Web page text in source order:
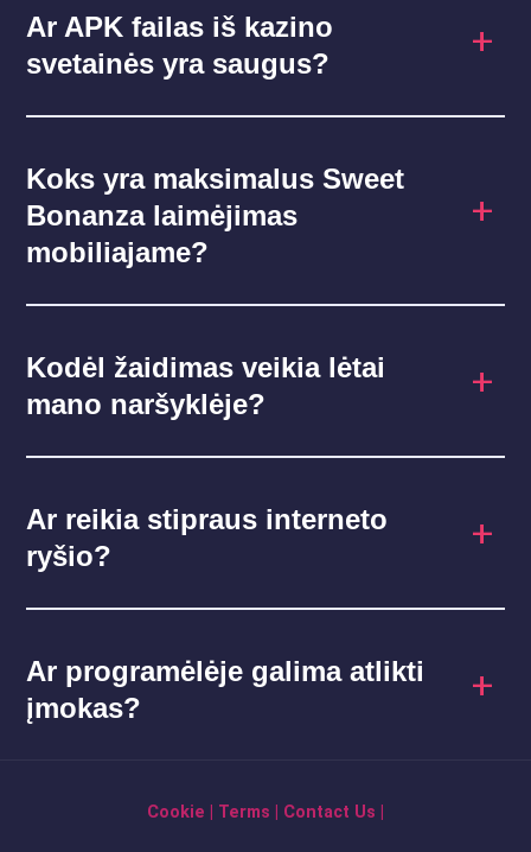
Ar APK failas iš kazino
svetainės yra saugus?
Koks yra maksimalus Sweet
Bonanza laimėjimas
mobiliajame?
Kodėl žaidimas veikia lėtai
mano naršyklėje?
Ar reikia stipraus interneto
ryšio?
Ar programėlėje galima atlikti
įmokas?
Cookie Terms Contact Us